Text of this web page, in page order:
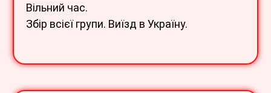
Вільний час.
Збір всієї групи. Виїзд в Україну.